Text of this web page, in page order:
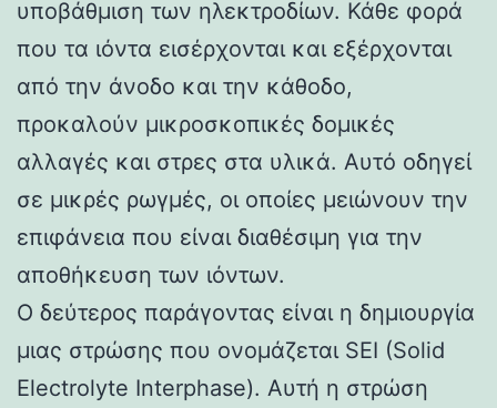
υποβάθμιση των ηλεκτροδίων. Κάθε φορά
που τα ιόντα εισέρχονται και εξέρχονται
από την άνοδο και την κάθοδο,
προκαλούν μικροσκοπικές δομικές
αλλαγές και στρες στα υλικά. Αυτό οδηγεί
σε μικρές ρωγμές, οι οποίες μειώνουν την
επιφάνεια που είναι διαθέσιμη για την
αποθήκευση των ιόντων.
Ο δεύτερος παράγοντας είναι η δημιουργία
μιας στρώσης που ονομάζεται SEI (Solid
Electrolyte Interphase). Αυτή η στρώση